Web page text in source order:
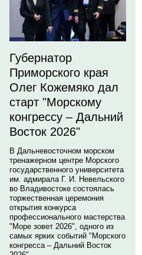
Губернатор
Приморского края
Олег Кожемяко дал
старт "Морскому
конгрессу – Дальний
Восток 2026"
В Дальневосточном морском
тренажерном центре Морского
государственного университета
им. адмирала Г. И. Невельского
во Владивостоке состоялась
торжественная церемония
открытия конкурса
профессионального мастерства
"Море зовет 2026", одного из
самых ярких событий "Морского
конгресса – Дальний Восток